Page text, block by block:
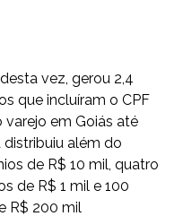
vez, gerou 2,4
que incluíram o CPF
em Goiás até
além do
de R$ 10 mil, quatro
de R$ 1 mil e 100
R$ 200 mil